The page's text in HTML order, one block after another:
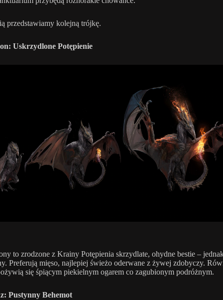
przedstawiamy kolejną trójkę.
Uskrzydlone Potępienie
to zrodzone z Krainy Potępienia skrzydlate, ohydne bestie –
Preferują mięso, najlepiej świeżo oderwane z żywej zdobyczy.
się śpiącym piekielnym ogarem co zagubionym podróżnym.
Pustynny Behemot